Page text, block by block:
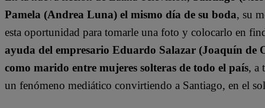
Pamela (Andrea Luna) el mismo día de su boda, su
esta oportunidad para tomarle una foto y colocarlo en
ayuda del empresario Eduardo Salazar (Joaquín de
como marido entre mujeres solteras de todo el país, a
un fenómeno mediático convirtiendo a Santiago, en el